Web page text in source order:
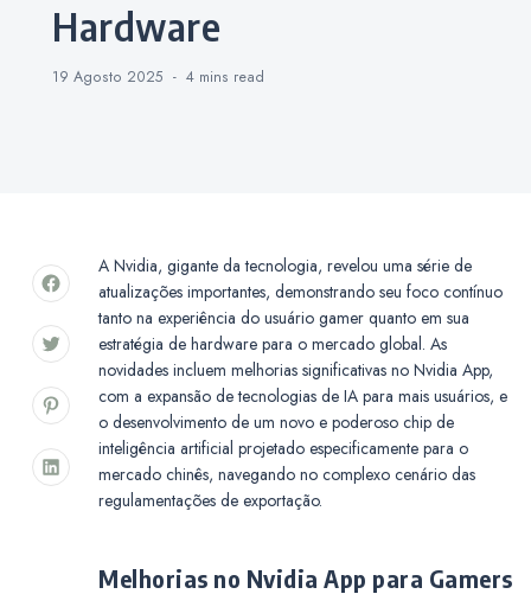
Hardware
19 Agosto 2025 4 mins read
A Nvidia, gigante da tecnologia, revelou uma série de
atualizações importantes, demonstrando seu foco contínuo
tanto na experiência do usuário gamer quanto em sua
estratégia de hardware para o mercado global. As
novidades incluem melhorias significativas no Nvidia App,
com a expansão de tecnologias de IA para mais usuários, e
o desenvolvimento de um novo e poderoso chip de
inteligência artificial projetado especificamente para o
mercado chinês, navegando no complexo cenário das
regulamentações de exportação.
Melhorias no Nvidia App para Gamers